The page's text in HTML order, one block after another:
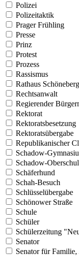
Polizei
Polizeitaktik
Prager Frühling
Presse
Prinz
Protest
Prozess
Rassismus
Rathaus Schöneberg
Rechtsanwalt
Regierender
Rektorat
Rektoratsbesetzung
Rektoratsübergabe
Republikanischer
Schadow-
Schadow-
Schäferhund
Schah-Besuch
Schlüsselübergabe
Schönower Straße
Schule
Schüler
Schülerzeitung
Senator
Senator für